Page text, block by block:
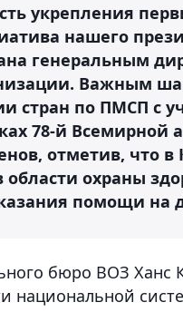
укрепления
нашего
генеральным
Важным
стран по ПМСП с
78-й Всемирной
отметив, что в
области охраны
помощи на
бюро ВОЗ Ханс
национальной